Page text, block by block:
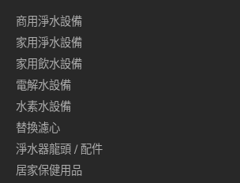
商用淨水設備
家用淨水設備
家用飲水設備
電解水設備
水素水設備
替換濾心
淨水器龍頭 / 配件
居家保健用品